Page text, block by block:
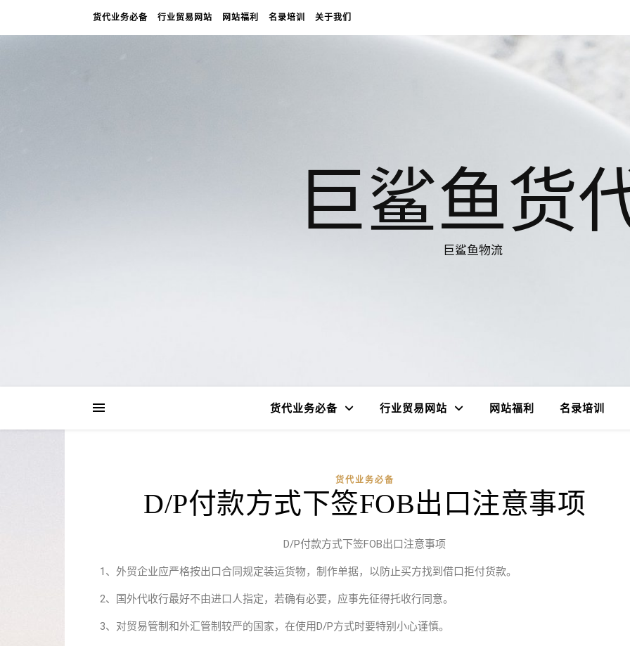
货代业务必备 行业贸易网站 网站福利 名录培训 关于我们
巨鲨鱼货
巨鲨鱼物流
货代业务必备 行业贸易网站 网站福利 名录培训
货代业务必备
D/P付款方式下签FOB出口注意事项
D/P付款方式下签FOB出口注意事项
1、外贸企业应严格按出口合同规定装运货物，制作单据，以防止买方找到借口拒付货款。
2、国外代收行最好不由进口人指定，若确有必要，应事先征得托收行同意。
3、对贸易管制和外汇管制较严的国家，在使用D/P方式时要特别小心谨慎。